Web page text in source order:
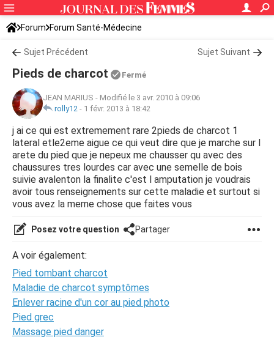
Forum Forum Santé-Médecine
Symptômes et maladies courantes Maladies neurologiques
Sujet Précédent Sujet Suivant
Pieds de charcot Fermé
JEAN MARIUS - Modifié le 3 avr. 2010 à 09:06
rolly12 - 1 févr. 2013 à 18:42
j ai ce qui est extremement rare 2pieds de charcot 1
lateral etle2eme aigue ce qui veut dire que je marche sur l
arete du pied que je nepeux me chausser qu avec des
chaussures tres lourdes car avec une semelle de bois
suivie avalenton la finalite c'est l amputation je voudrais
avoir tous renseignements sur cette maladie et surtout si
vous avez la meme chose que faites vous
Posez votre question Partager
A voir également:
Pied tombant charcot
Maladie de charcot symptômes
Enlever racine d'un cor au pied photo
Pied grec
Massage pied danger